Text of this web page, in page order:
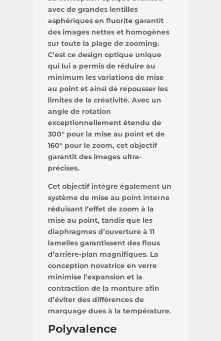
avec de grandes lentilles
asphériques en fluorite garantit
des images nettes et homogènes
sur toute la plage de zooming.
C’est ce design optique unique
qui lui a permis de réduire au
minimum les variations de mise
au point et ainsi de repousser les
limites de la créativité. Avec un
angle de rotation
exceptionnellement étendu de
300° pour la mise au point et de
160° pour le zoom, cet objectif
garantit des images ultra-
précises.
Cet objectif intègre également un
système de mise au point interne
réduisant l’effet de zoom à la
mise au point, tandis que les
diaphragmes d’ouverture à 11
lamelles garantissent des flous
d’arrière-plan magnifiques. La
conception novatrice en verre
minimise l’expansion et la
contraction de la monture afin
d’éviter des différences de
marquage dues à la température.
Polyvalence